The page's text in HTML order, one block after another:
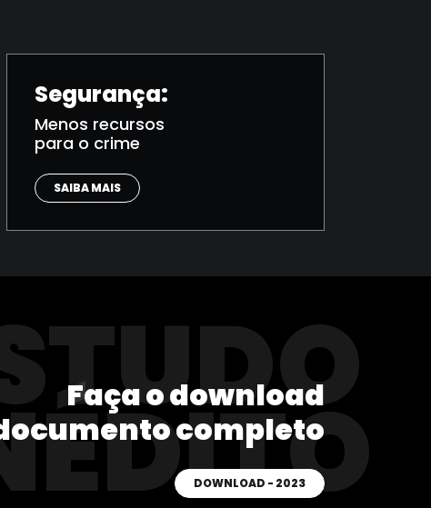
Segurança:
Menos recursos
para o crime
SAIBA MAIS
Faça o download
completo
DOWNLOAD - 2023